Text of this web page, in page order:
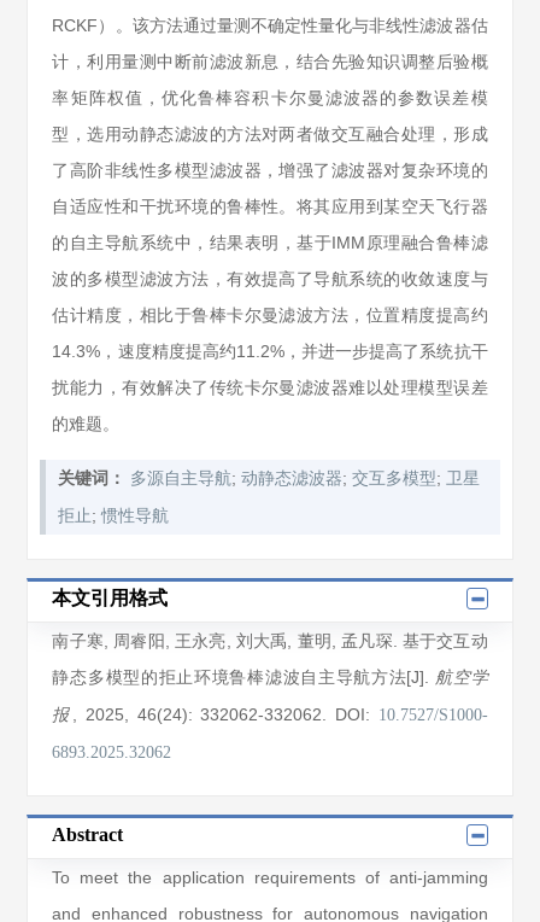
RCKF）。该方法通过量测不确定性量化与非线性滤波器估
计，利用量测中断前滤波新息，结合先验知识调整后验概
率矩阵权值，优化鲁棒容积卡尔曼滤波器的参数误差模
型，选用动静态滤波的方法对两者做交互融合处理，形成
了高阶非线性多模型滤波器，增强了滤波器对复杂环境的
自适应性和干扰环境的鲁棒性。将其应用到某空天飞行器
的自主导航系统中，结果表明，基于IMM原理融合鲁棒滤
波的多模型滤波方法，有效提高了导航系统的收敛速度与
估计精度，相比于鲁棒卡尔曼滤波方法，位置精度提高约
14.3%，速度精度提高约11.2%，并进一步提高了系统抗干
扰能力，有效解决了传统卡尔曼滤波器难以处理模型误差
的难题。
关键词： 多源自主导航;动静态滤波器;交互多模型; 卫星
拒止 ;惯性导航
本文引用格式
南子寒 周睿阳 王永亮 刘大禹 董明 ,孟凡琛 . 基于交互动
静态多模型的拒止环境鲁棒滤波自主导航方法[J]. 航空学
报 , 2025 , 46(24): 332062-332062 DOI: 10.7527/S1000-
6893.2025.32062
Abstract
To meet the application requirements of anti-jamming
and enhanced robustness for autonomous navigation